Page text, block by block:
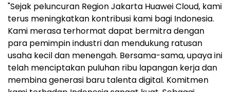
"Sejak peluncuran Region Jakarta Huawei Cloud, kami
terus meningkatkan kontribusi kami bagi Indonesia.
Kami merasa terhormat dapat bermitra dengan
para pemimpin industri dan mendukung ratusan
usaha kecil dan menengah. Bersama-sama, upaya ini
telah menciptakan puluhan ribu lapangan kerja dan
membina generasi baru talenta digital. Komitmen